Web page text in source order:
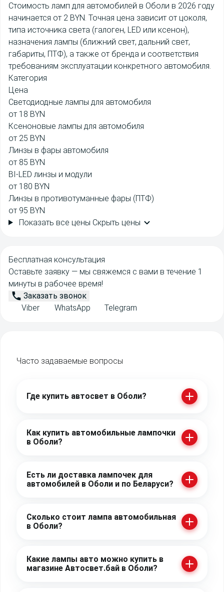
Стоимость ламп для автомобилей в Оболи в 2026 году
начинается от 2 BYN. Точная цена зависит от цоколя,
типа источника света (галоген, LED или ксенон),
назначения лампы (ближний свет, дальний свет,
габариты, ПТФ), а также от бренда и соответствия
требованиям эксплуатации конкретного автомобиля.
Категория
Цена
Светодиодные лампы для автомобиля
от 18 BYN
Ксеноновые лампы для автомобиля
от 25 BYN
Линзы в фары автомобиля
от 85 BYN
BI-LED линзы и модули
от 180 BYN
Линзы в противотуманные фары (ПТФ)
от 95 BYN
Показать все цены Скрыть цены
Бесплатная консультация
Оставьте заявку — мы свяжемся с вами в течение 1
минуты в рабочее время!
Заказать звонок
Viber
WhatsApp Telegram
Часто задаваемые вопросы
Где купить автосвет в Оболи?
Как купить автомобильные лампочки
в Оболи?
Есть ли доставка лампочек для
автомобилей в Оболи и по Беларуси?
Сколько стоит лампа автомобильная
в Оболи?
Какие лампы авто можно купить в
магазине Автосвет.бай в Оболи?